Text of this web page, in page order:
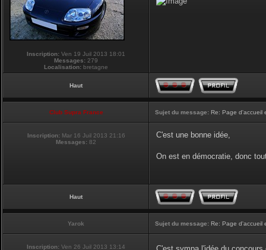
Inscription: Ven 19 Juil 2013 18:01
Messages: 279
Localisation: bretagne
Haut
Club Supra France Sujet du message: Re: Page d'accueil
Inscription: Mar 16 Juil 2013 21:16
Messages: 82
C'est une bonne idée,
On est en démocratie, donc
Haut
Yarok Sujet du message: Re: Page d'accueil
Inscription: Ven 26 Juil 2013 13:14